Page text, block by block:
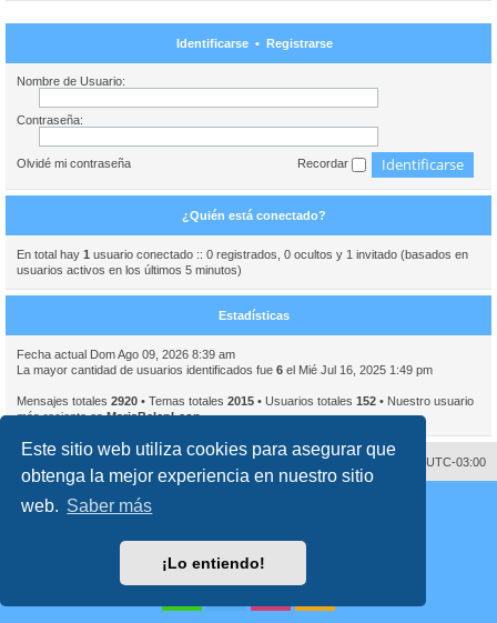
Este sitio web utiliza cookies para asegurar que
obtenga la mejor experiencia en nuestro sitio
web. Saber más
¡Lo entiendo!
Identificarse• Registrarse
Nombre de Usuario:
Contraseña:
Olvidé mi contraseña Recordar
¿Quién está conectado?
En total hay 1 usuario conectado :: 0 registrados, 0 ocultos y 1 invitado (basados en
usuarios activos en los últimos 5 minutos)
Estadísticas
Fecha actual Dom Ago 09, 2026 8:39 am
La mayor cantidad de usuarios identificados fue 6 el Mié Jul 16, 2025 1:49 pm
Mensajes totales 2920 • Temas totales 2015 • Usuarios totales 152 • Nuestro usuario
más reciente esMariaBelenLeon
Todos los horarios son UTC-03:00
Borrar cookies
Desarrollado por
® Forum Software © phpBB Limited
Traducción al español porphpBB España
Condiciones